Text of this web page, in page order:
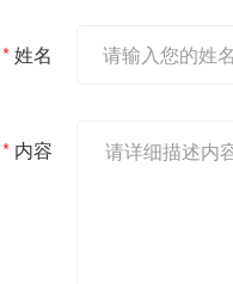
人 |
*姓名
* 内容